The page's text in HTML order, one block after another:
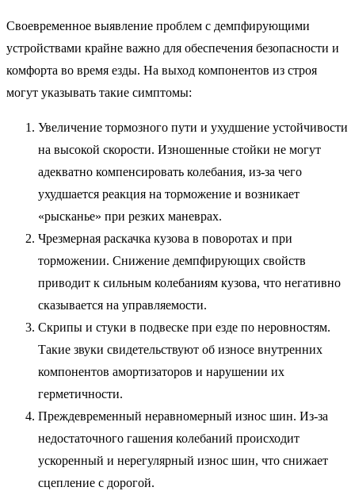
Своевременное выявление проблем с демпфирующими
устройствами крайне важно для обеспечения безопасности и
комфорта во время езды. На выход компонентов из строя
могут указывать такие симптомы:
Увеличение тормозного пути и ухудшение устойчивости
на высокой скорости. Изношенные стойки не могут
адекватно компенсировать колебания, из-за чего
ухудшается реакция на торможение и возникает
«рысканье» при резких маневрах.
Чрезмерная раскачка кузова в поворотах и при
торможении. Снижение демпфирующих свойств
приводит к сильным колебаниям кузова, что негативно
сказывается на управляемости.
Скрипы и стуки в подвеске при езде по неровностям.
Такие звуки свидетельствуют об износе внутренних
компонентов амортизаторов и нарушении их
герметичности.
Преждевременный неравномерный износ шин. Из-за
недостаточного гашения колебаний происходит
ускоренный и нерегулярный износ шин, что снижает
сцепление с дорогой.